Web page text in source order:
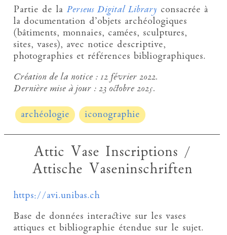
Partie de la Perseus Digital Library consacrée à
la documentation d’objets archéologiques
(bâtiments, monnaies, camées, sculptures,
sites, vases), avec notice descriptive,
photographies et références bibliographiques.
Création de la notice :12 février 2022.
Dernière mise à jour :23 octobre 2025.
archéologie iconographie
Attic Vase Inscriptions /
Attische Vaseninschriften
https://avi.unibas.ch
Base de données interactive sur les vases
attiques et bibliographie étendue sur le sujet.